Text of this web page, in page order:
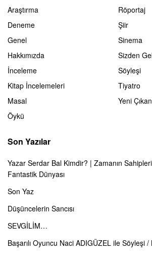
Araştırma
Deneme
Genel
Hakkımızda
İnceleme
Kitap İncelemeleri
Masal
Öykü
Röportaj
Şiir
Sinema
Sizden
Söyleşi
Tiyatro
Yeni
Son Yazılar
Yazar Serdar Bal Kimdir? | Zamanın
Fantastik Dünyası
Son Yaz
Düşüncelerin Sancısı
SEVGİLİM…
Başarılı Oyuncu Naci ADIGÜZEL ile Söyleşi /